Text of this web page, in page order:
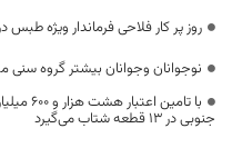
روز پر کار فلاحی فرماندار ویژه
نوجوانان وجوانان بیشتر گروه سنی
با
جنوبی در ۱۳ قطعه شتاب می‌گیرد